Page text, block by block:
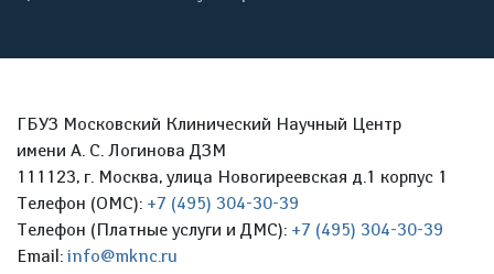
ГБУЗ Московский Клинический Научный Центр
имени А. С. Логинова ДЗМ
111123, г. Москва, улица Новогиреевская д.1 корпус 1
Телефон (ОМС): +7 (495) 304-30-39
Телефон (Платные услуги и ДМС): +7 (495) 304-30-39
Email: info@mknc.ru